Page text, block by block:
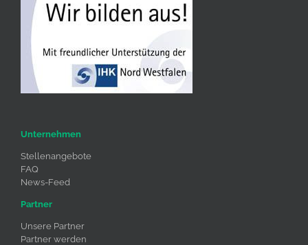
Unternehmen
Stellenangebote
FAQ
News-Feed
Partner
Unsere Partner
Partner werden